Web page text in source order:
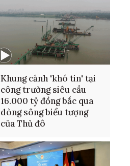
Khung cảnh 'khó tin' tại
công trường siêu cầu
16.000 tỷ đồng bắc qua
dòng sông biểu tượng
của Thủ đô